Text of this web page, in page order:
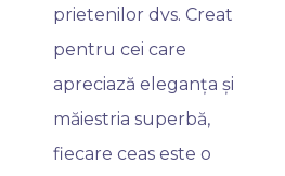
prietenilor dvs. Creat
pentru cei care
apreciază eleganța și
măiestria superbă,
fiecare ceas este o